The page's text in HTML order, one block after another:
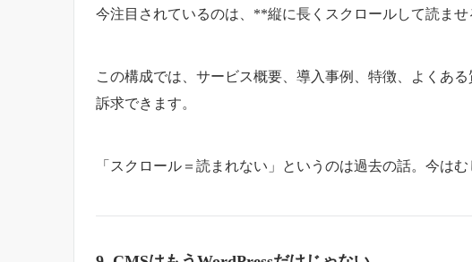
今注目されているのは、**縦に長くスクロールして読ま
この構成では、サービス概要、導入事例、特徴、よくあ
訴求できます。
「スクロール＝読まれない」というのは過去の話。今はむ